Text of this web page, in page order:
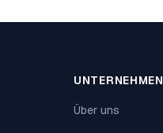
UNTERNEHMEN
Über uns